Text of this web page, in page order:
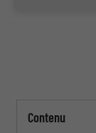
Contenu